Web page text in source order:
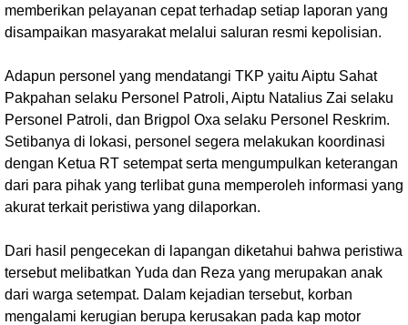
memberikan pelayanan cepat terhadap setiap laporan yang
disampaikan masyarakat melalui saluran resmi kepolisian.
Adapun personel yang mendatangi TKP yaitu Aiptu Sahat
Pakpahan selaku Personel Patroli, Aiptu Natalius Zai selaku
Personel Patroli, dan Brigpol Oxa selaku Personel Reskrim.
Setibanya di lokasi, personel segera melakukan koordinasi
dengan Ketua RT setempat serta mengumpulkan keterangan
dari para pihak yang terlibat guna memperoleh informasi yang
akurat terkait peristiwa yang dilaporkan.
Dari hasil pengecekan di lapangan diketahui bahwa peristiwa
tersebut melibatkan Yuda dan Reza yang merupakan anak
dari warga setempat. Dalam kejadian tersebut, korban
mengalami kerugian berupa kerusakan pada kap motor